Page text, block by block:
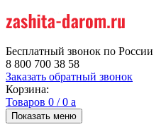
Бесплатный звонок по России
8 800 700 38 58
Заказать обратный звонок
Корзина:
Товаров 0 /0 a
Показать меню